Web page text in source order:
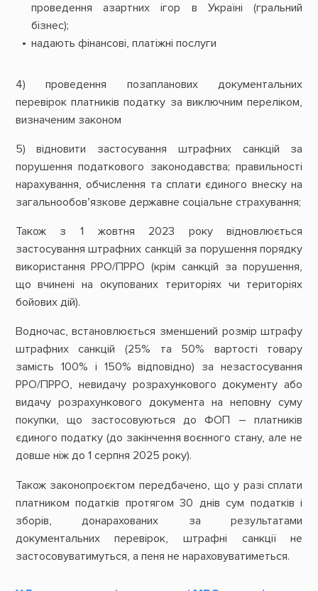
проведення азартних ігор в Україні (гральний
бізнес);
надають фінансові, платіжні послуги
4) проведення позапланових документальних
перевірок платників податку за виключним переліком,
визначеним законом
5) відновити застосування штрафних санкцій за
порушення податкового законодавства; правильності
нарахування, обчислення та сплати єдиного внеску на
загальнообов’язкове державне соціальне страхування;
Також з 1 жовтня 2023 року відновлюється
застосування штрафних санкцій за порушення порядку
використання РРО/ПРРО (крім санкцій за порушення,
що вчинені на окупованих територіях чи територіях
бойових дій).
Водночас, встановлюється зменшений розмір штрафу
штрафних санкцій (25% та 50% вартості товару
замість 100% і 150% відповідно) за незастосування
РРО/ПРРО, невидачу розрахункового документу або
видачу розрахункового документа на неповну суму
покупки, що застосовуються до ФОП – платників
єдиного податку (до закінчення воєнного стану, але не
довше ніж до 1 серпня 2025 року).
Також законопроєктом передбачено, що у разі сплати
платником податків протягом 30 днів сум податків і
зборів, донарахованих за результатами
документальних перевірок, штрафні санкції не
застосовуватимуться, а пеня не нараховуватиметься.